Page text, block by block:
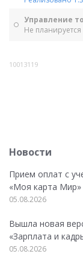
Управление
Не планируется
10013119
Новости
Прием оплат с
«Моя карта Мир»
05.08.2026
Вышла новая
«Зарплата и
05.08.2026